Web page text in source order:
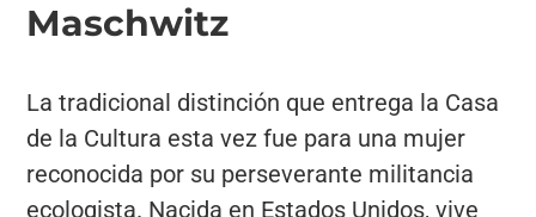
Maschwitz
La tradicional distinción que entrega la Casa
de la Cultura esta vez fue para una mujer
reconocida por su perseverante militancia
ecologista. Nacida en Estados Unidos, vive